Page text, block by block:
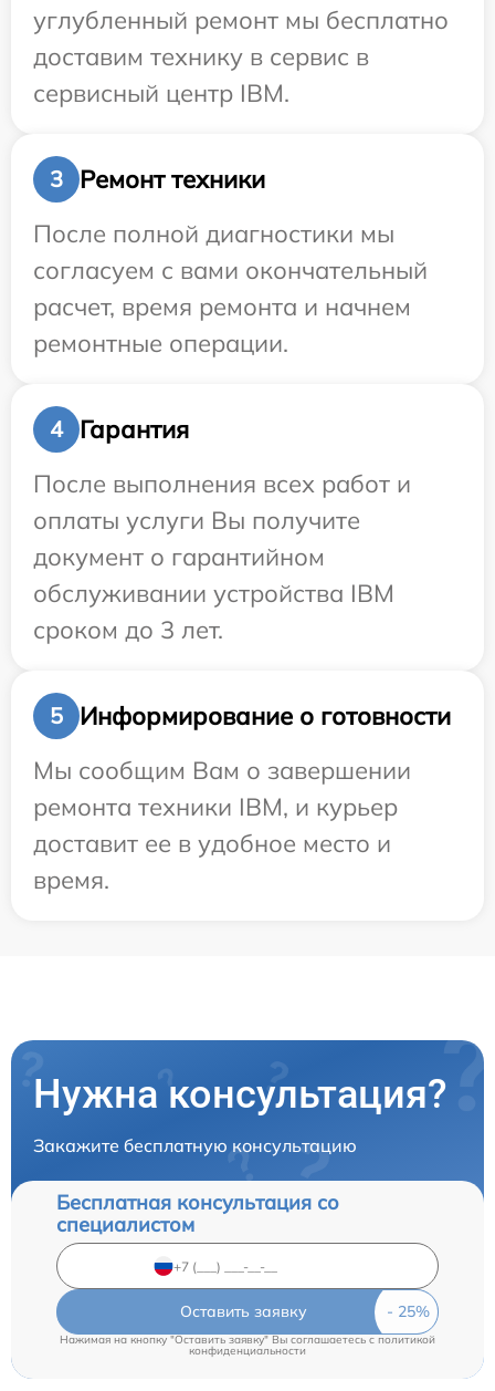
углубленный ремонт мы бесплатно
доставим технику в сервис в
сервисный центр IBM.
3
Ремонт техники
После полной диагностики мы
согласуем с вами окончательный
расчет, время ремонта и начнем
ремонтные операции.
4
Гарантия
После выполнения всех работ и
оплаты услуги Вы получите
документ о гарантийном
обслуживании устройства IBM
сроком до 3 лет.
5
Информирование о готовности
Мы сообщим Вам о завершении
ремонта техники IBM, и курьер
доставит ее в удобное место и
время.
Нужна консультация?
Закажите бесплатную консультацию
Бесплатная консультация со
специалистом
Оставить заявку
Нажимая на кнопку "Оставить заявку" Вы соглашаетесь c политикой
конфиденциальности